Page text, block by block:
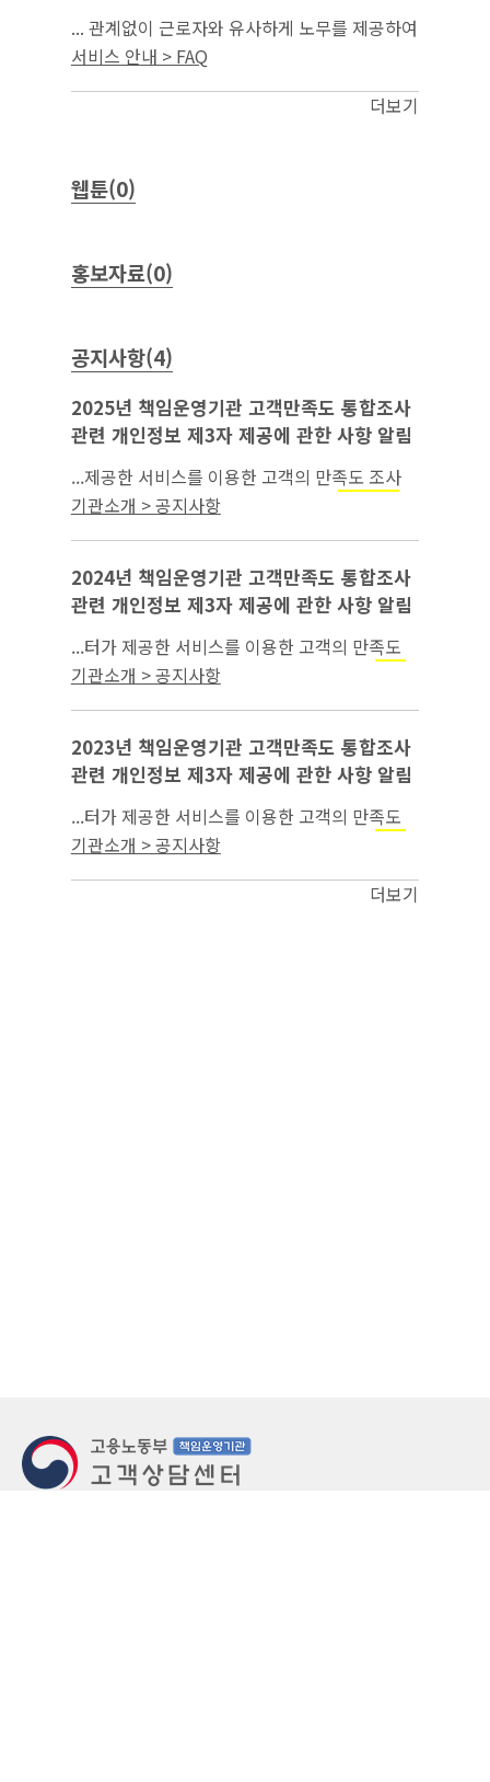
... 관계없이 근로자와 유사하게 노무를 제공하여
업무상의 재해로부터 보호할 필요가 있음에도
법」 등이 적용되지 아니하는 사람으
로서, ①｢산업안전보건법｣ 시행령 제67조에 따
서비스 안내 > FAQ
더보기
웹툰(0)
홍보자료(0)
공지사항(4)
2025년 책임운영기관 고객만족도 통합조사
관련 개인정보 제3자 제공에 관한 사항 알림
...제공한 서비스를 이용한 고객의 만족도 조사
○ 개인정보 항목 : 연락처, 상담유형(
,
받은 날부터 만족도(인식도...
기관소개 > 공지사항
2024년 책임운영기관 고객만족도 통합조사
관련 개인정보 제3자 제공에 관한 사항 알림
...터가 제공한 서비스를 이용한 고객의 만족도
조사 ○ 개인정보 항목 : 연락처, 상담유형(
기관소개 > 공지사항
2023년 책임운영기관 고객만족도 통합조사
관련 개인정보 제3자 제공에 관한 사항 알림
...터가 제공한 서비스를 이용한 고객의 만족도
조사 ○ 개인정보 항목 : 연락처, 상담유형(
제공받은 날부터 만족도(인식도) 조사 종...
기관소개 > 공지사항
더보기